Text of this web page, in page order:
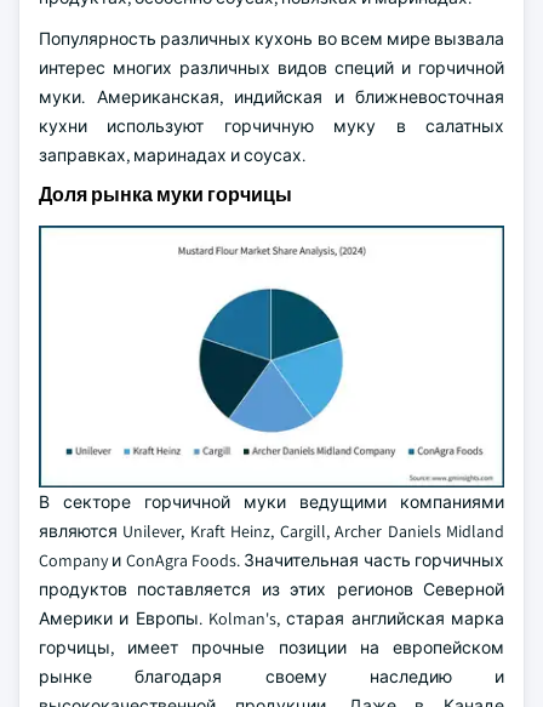
Популярность различных кухонь во всем мире вызвала
интерес многих различных видов специй и горчичной
муки. Американская, индийская и ближневосточная
кухни используют горчичную муку в салатных
заправках, маринадах и соусах.
Доля рынка муки горчицы
В секторе горчичной муки ведущими компаниями
являются Unilever, Kraft Heinz, Cargill, Archer Daniels Midland
Company и ConAgra Foods. Значительная часть горчичных
продуктов поставляется из этих регионов Северной
Америки и Европы. Kolman's, старая английская марка
горчицы, имеет прочные позиции на европейском
рынке благодаря своему наследию и